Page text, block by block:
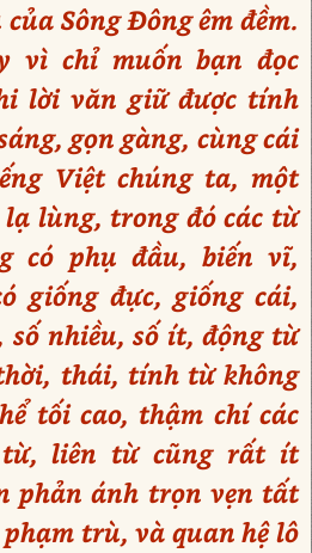
Sông Đông êm đềm.
vì chỉ muốn bạn đọc
lời văn giữ được tính
gọn gàng, cùng cái
Việt chúng ta, một
lùng, trong đó các từ
có phụ đầu, biến vĩ,
giống đực, giống cái,
nhiều, số ít, động từ
thái, tính từ không
tối cao, thậm chí các
liên từ cũng rất ít
phản ánh trọn vẹn tất
trù, và quan hệ lô